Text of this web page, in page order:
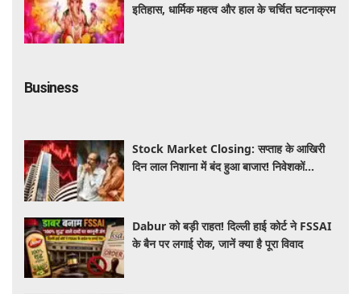
इतिहास, धार्मिक महत्व और हाल के चर्चित घटनाक्रम
Business
Stock Market Closing: सप्ताह के आखिरी
दिन लाल निशाना में बंद हुआ बाजार! निवेशकों
Dabur को बड़ी राहत! दिल्ली हाई कोर्ट ने FSSAI
के बैन पर लगाई रोक, जानें क्या है पूरा विवाद